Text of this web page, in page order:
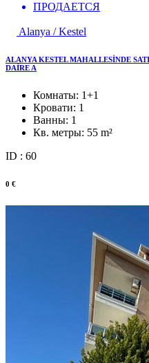
ПРОДАЕТСЯ
Alanya / Kestel
ALANYA KESTEL MAHALLESİNDE
DAİRE A
Комнаты: 1+1
Кровати: 1
Ванны: 1
Кв. метры: 55 m²
ID : 60
0 €